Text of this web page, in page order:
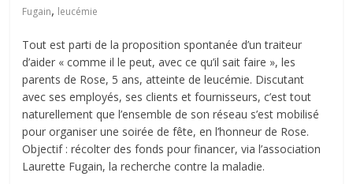
Fugain, leucémie
Tout est parti de la proposition spontanée d’un traiteur
d’aider « comme il le peut, avec ce qu’il sait faire », les
parents de Rose, 5 ans, atteinte de leucémie. Discutant
avec ses employés, ses clients et fournisseurs, c’est tout
naturellement que l’ensemble de son réseau s’est mobilisé
pour organiser une soirée de fête, en l’honneur de Rose.
Objectif : récolter des fonds pour financer, via l’association
Laurette Fugain, la recherche contre la maladie.